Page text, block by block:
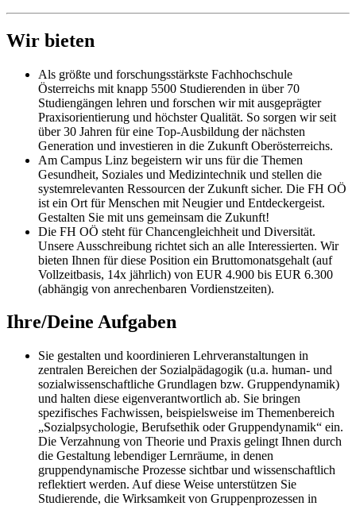
Wir bieten
Als größte und forschungsstärkste Fachhochschule
Österreichs mit knapp 5500 Studierenden in über 70
Studiengängen lehren und forschen wir mit ausgeprägter
Praxisorientierung und höchster Qualität. So sorgen wir seit
über 30 Jahren für eine Top-Ausbildung der nächsten
Generation und investieren in die Zukunft Oberösterreichs.
Am Campus Linz begeistern wir uns für die Themen
Gesundheit, Soziales und Medizintechnik und stellen die
systemrelevanten Ressourcen der Zukunft sicher. Die FH OÖ
ist ein Ort für Menschen mit Neugier und Entdeckergeist.
Gestalten Sie mit uns gemeinsam die Zukunft!
Die FH OÖ steht für Chancengleichheit und Diversität.
Unsere Ausschreibung richtet sich an alle Interessierten. Wir
bieten Ihnen für diese Position ein Bruttomonatsgehalt (auf
Vollzeitbasis, 14x jährlich) von EUR 4.900 bis EUR 6.300
(abhängig von anrechenbaren Vordienstzeiten).
Ihre/Deine Aufgaben
Sie gestalten und koordinieren Lehrveranstaltungen in
zentralen Bereichen der Sozialpädagogik (u.a. human- und
sozialwissenschaftliche Grundlagen bzw. Gruppendynamik)
und halten diese eigenverantwortlich ab. Sie bringen
spezifisches Fachwissen, beispielsweise im Themenbereich
„Sozialpsychologie, Berufsethik oder Gruppendynamik“ ein.
Die Verzahnung von Theorie und Praxis gelingt Ihnen durch
die Gestaltung lebendiger Lernräume, in denen
gruppendynamische Prozesse sichtbar und wissenschaftlich
reflektiert werden. Auf diese Weise unterstützen Sie
Studierende, die Wirksamkeit von Gruppenprozessen in